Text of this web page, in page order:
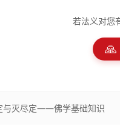
若法义对您
🙏
与灭尽定——佛学基础知识